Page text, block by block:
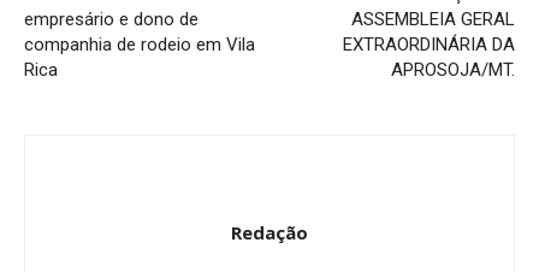
empresário e dono de
companhia de rodeio em Vila
Rica
ASSEMBLEIA GERAL
EXTRAORDINÁRIA DA
APROSOJA/MT.
Redação